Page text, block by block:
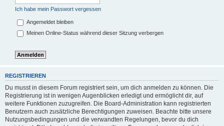
Ich habe mein Passwort vergessen
Angemeldet bleiben
Meinen Online-Status während dieser Sitzung verbergen
REGISTRIEREN
Du musst in diesem Forum registriert sein, um dich anmelden zu können. Die
Registrierung ist in wenigen Augenblicken erledigt und ermöglicht dir, auf
weitere Funktionen zuzugreifen. Die Board-Administration kann registrierten
Benutzern auch zusätzliche Berechtigungen zuweisen. Beachte bitte unsere
Nutzungsbedingungen und die verwandten Regelungen, bevor du dich